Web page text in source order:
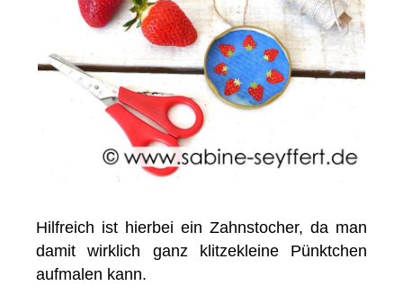
Hilfreich ist hierbei ein Zahnstocher, da man
damit wirklich ganz klitzekleine Pünktchen
aufmalen kann.